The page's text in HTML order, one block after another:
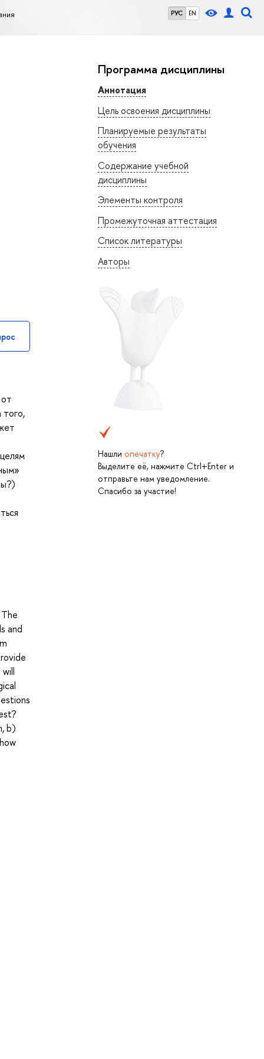
РУС EN
Программа дисциплины
Аннотация
Цель освоения дисциплины
Планируемые результаты
обучения
Содержание учебной
дисциплины
Элементы контроля
Промежуточная аттестация
Список литературы
Авторы
Нашли опечатку?
Выделите её, нажмите Ctrl+Enter и
отправьте нам уведомление.
Спасибо за участие!
того,
and
b)